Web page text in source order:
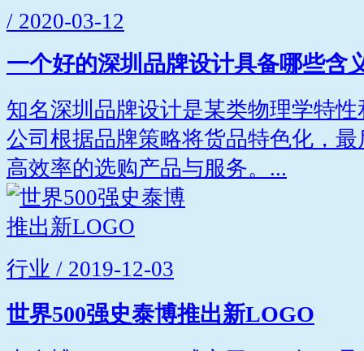
/ 2020-03-12
一个好的深圳品牌设计具备哪些含
知名深圳品牌设计是某类物理学特
公司根据品牌策略将货品特色化，
高效率的选购产品与服务。...
行业 / 2019-12-03
世界500强史泰博推出新LOGO